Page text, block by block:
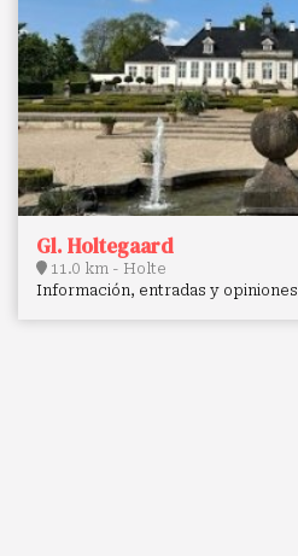
Gl. Holtegaard
11.0 km - Holte
Información, entradas y opiniones